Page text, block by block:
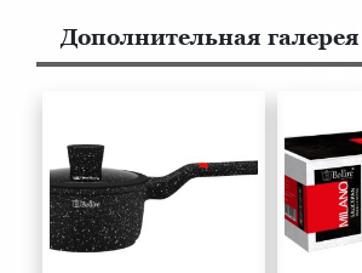
Дополнительная галерея